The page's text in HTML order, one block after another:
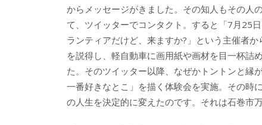
からメッセージがきました。その知人もその人
て、ツイッターでコンタクト。すると「7月25
ランティアだけど、来ますか?」という主催者
を説得し、軽自動車に画用紙や画材を目一杯詰
た。そのツイッター以降、なぜかトントンと縁
一番好きなとこ」を描く体験会を実施。その時
の人生を決定的に変えたのです。それは石巻市